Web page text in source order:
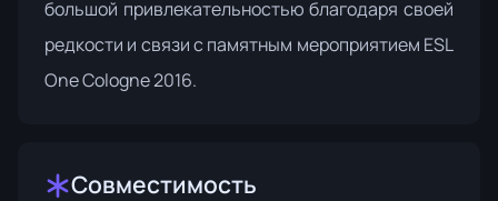
большой привлекательностью благодаря своей
редкости и связи с памятным мероприятием ESL
One Cologne 2016.
Совместимость